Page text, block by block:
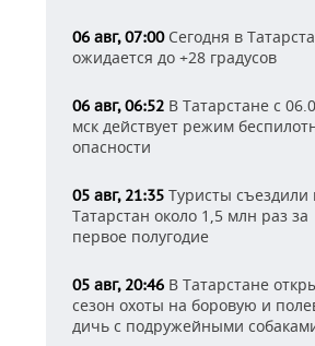
06 авг, 07:00Сегодня в
ожидается до +28 градусов
06 авг, 06:52 В Татарстане с
мск действует режим
опасности
05 авг, 21:35 Туристы съездили
Татарстан около 1,5 млн раз за
первое полугодие
05 авг, 20:46 В Татарстане
сезон охоты на боровую и
дичь с подружейными